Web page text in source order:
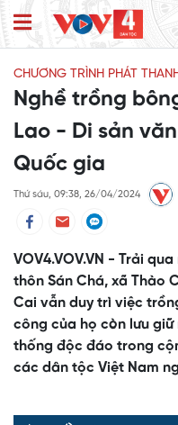
CHƯƠNG TRÌNH PHÁT
Nghề trồng
Lao - Di sản
Quốc gia
Thứ sáu, 09:38, 26/04/2024
VOV4.VOV.VN - Trải
thôn Sán Chá, xã Thào
Cai vẫn duy trì việc
công của họ còn lưu
thống độc đáo trong
các dân tộc Việt Nam